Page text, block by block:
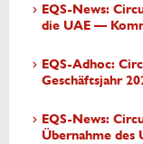
EQS-News:
die UAE —
EQS-Adhoc:
Geschäftsjahr
EQS-News:
Übernahme des